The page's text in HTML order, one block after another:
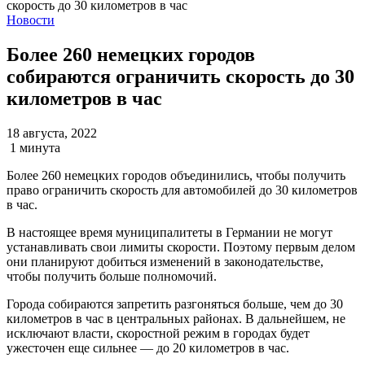
Новости
Более 260 немецких городов
собираются ограничить скорость до 30
километров в час
18 августа, 2022
1 минута
Более 260 немецких городов объединились, чтобы получить
право ограничить скорость для автомобилей до 30 километров
в час.
В настоящее время муниципалитеты в Германии не могут
устанавливать свои лимиты скорости. Поэтому первым делом
они планируют добиться изменений в законодательстве,
чтобы получить больше полномочий.
Города собираются запретить разгоняться больше, чем до 30
километров в час в центральных районах. В дальнейшем, не
исключают власти, скоростной режим в городах будет
ужесточен еще сильнее — до 20 километров в час.